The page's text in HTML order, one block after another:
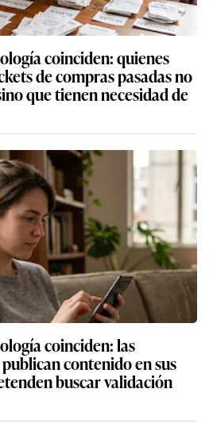
coinciden: quienes
de compras pasadas no
que tienen necesidad de
coinciden: las
contenido en sus
buscar validación